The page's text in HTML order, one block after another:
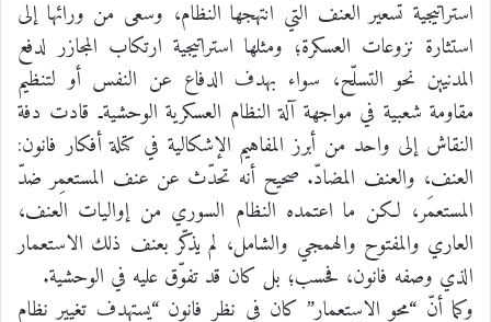
استراتيجية تسعير العنف التي انتهجها النظام، وسعى من ورائها إلى
استثارة نزوعات العسكرة؛ ومثلها استراتيجية ارتكاب المجازر لدفع
المدنيين نحو التسلّح، سواء بهدف الدفاع عن النفس أو لتنظيم
مقاومة شعبية في مواجهة آلة النظام العسكرية الوحشيةـ قادت دفة
النقاش إلى واحد من أبرز المفاهيم الإشكالية في كتلة أفكار فانون:
العنف، والعنف المضادّ. صحيح أنه تحدّث عن عنف المستعمِر ضدّ
المستعمَر، لكن ما اعتمده النظام السوري من إواليات العنف،
العاري والمفتوح والهمجي والشامل، لم يذكّر بعنف ذلك الاستعمار
الذي وصفه فانون، فحسب؛ بل كان قد تفوّق عليه في الوحشية.
وكما أنّ “محو الاستعمار” كان في نظر فانون “يستهدف تغيير نظام